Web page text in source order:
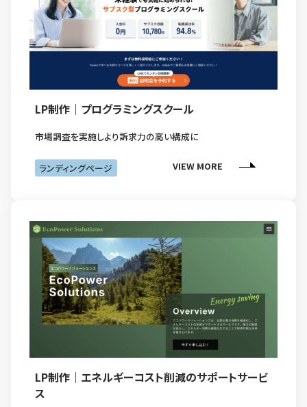
LP制作｜プログラミングスクール
市場調査を実施しより訴求力の高い構成に
ランディングページ VIEW MORE
LP制作｜エネルギーコスト削減のサポートサービ
ス